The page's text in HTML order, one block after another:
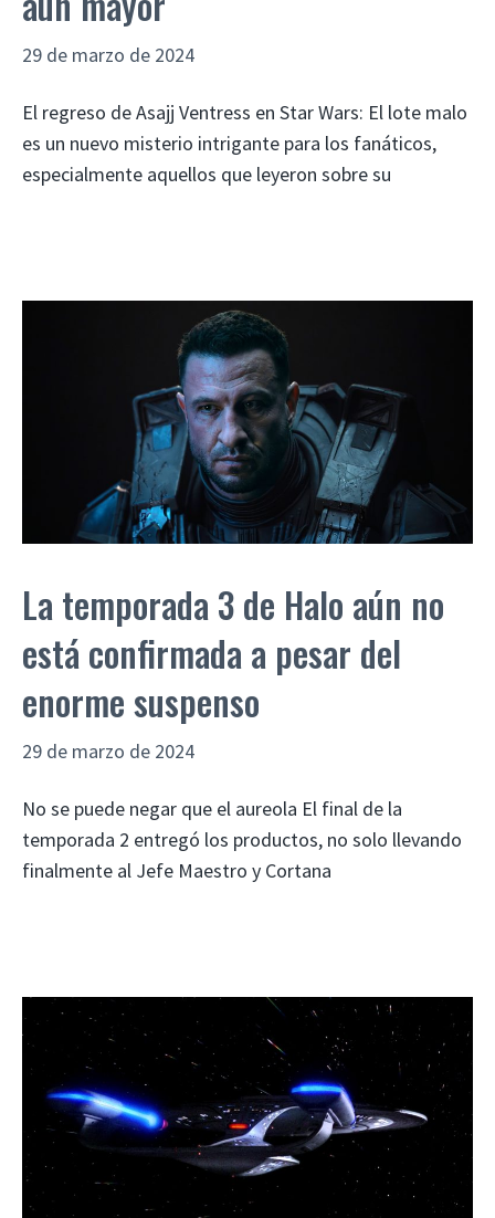
29 de marzo de 2024
El regreso de Asajj Ventress en Star Wars: El lote malo
es un nuevo misterio intrigante para los fanáticos,
especialmente aquellos que leyeron sobre su
La temporada 3 de Halo aún no
está confirmada a pesar del
enorme suspenso
29 de marzo de 2024
No se puede negar que el aureola El final de la
temporada 2 entregó los productos, no solo llevando
finalmente al Jefe Maestro y Cortana